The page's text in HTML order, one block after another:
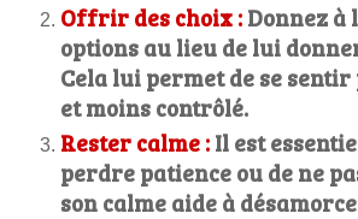
Offrir des choix : Donnez à
options au lieu de lui
Cela lui permet de se
et moins contrôlé.
Rester calme : Il est
perdre patience ou de ne
son calme aide à